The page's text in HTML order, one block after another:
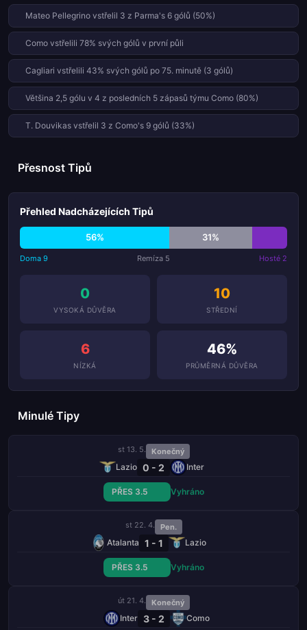
Mateo Pellegrino vstřelil 3 z Parma's 6 gólů (50%)
Como vstřelili 78% svých gólů v první půli
Cagliari vstřelili 43% svých gólů po 75. minutě (3 gólů)
Většina 2,5 gólu v 4 z posledních 5 zápasů týmu Como (80%)
T. Douvikas vstřelil 3 z Como's 9 gólů (33%)
Přesnost Tipů
Přehled Nadcházejících Tipů
56% 31%
Doma 9 Remíza 5 Hosté 2
0
VYSOKÁ DŮVĚRA
10
STŘEDNÍ
6
NÍZKÁ
46%
PRŮMĚRNÁ DŮVĚRA
Minulé Tipy
st 13. 5. Konečný
Lazio 0 - 2 Inter
PŘES 3.5 Vyhráno
st 22. 4. Pen.
Atalanta 1 - 1 Lazio
PŘES 3.5 Vyhráno
út 21. 4. Konečný
Inter 3 - 2 Como